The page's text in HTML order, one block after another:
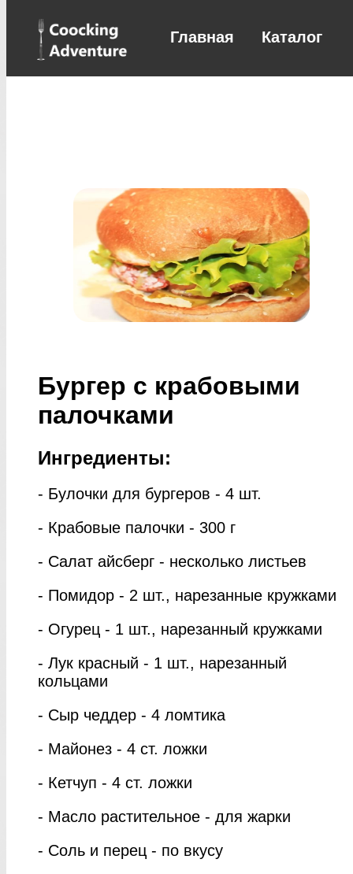
Главная Каталог
Бургер с крабовыми
палочками
Ингредиенты:
- Булочки для бургеров - 4 шт.
- Крабовые палочки - 300 г
- Салат айсберг - несколько листьев
- Помидор - 2 шт., нарезанные кружками
- Огурец - 1 шт., нарезанный кружками
- Лук красный - 1 шт., нарезанный
кольцами
- Сыр чеддер - 4 ломтика
- Майонез - 4 ст. ложки
- Кетчуп - 4 ст. ложки
- Масло растительное - для жарки
- Соль и перец - по вкусу